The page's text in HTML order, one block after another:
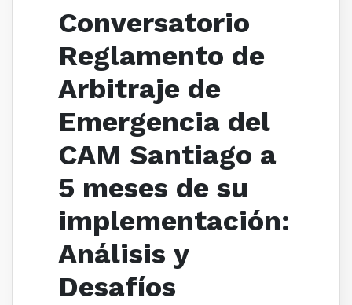
Conversatorio
Reglamento de
Arbitraje de
Emergencia del
CAM Santiago a
5 meses de su
implementación:
Análisis y
Desafíos